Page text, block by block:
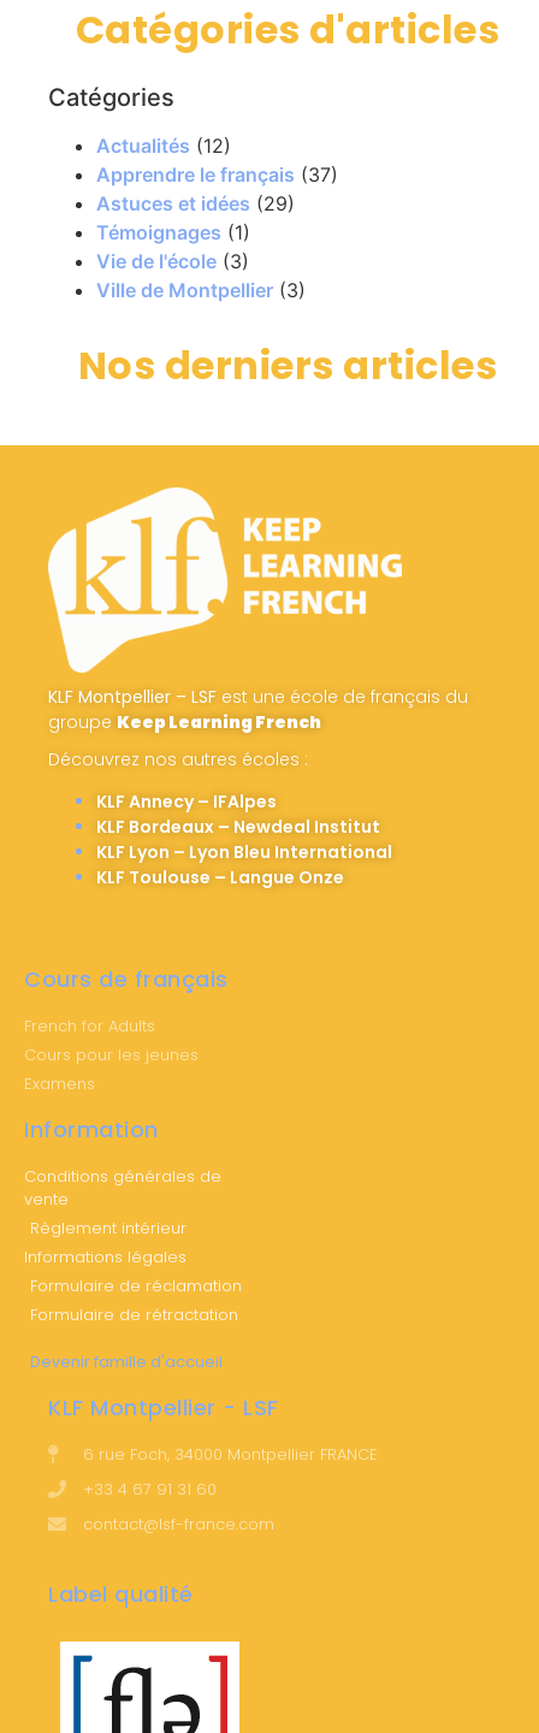
Catégories d'articles
Catégories
Actualités (12)
Apprendre le français (37)
Astuces et idées (29)
Témoignages (1)
Vie de l'école (3)
Ville de Montpellier (3)
Nos derniers articles
KLF Montpellier – LSF est une école de français du
groupe Keep Learning French
Découvrez nos autres écoles :
KLF Annecy – IFAlpes
KLF Bordeaux – Newdeal Institut
KLF Lyon – Lyon Bleu International
KLF Toulouse – Langue Onze
Cours de français
French for Adults
Cours pour les jeunes
Examens
Information
Conditions générales de
vente
Règlement intérieur
Informations légales
Formulaire de réclamation
Formulaire de rétractation
Devenir famille d'accueil
KLF Montpellier - LSF
6 rue Foch, 34000 Montpellier FRANCE
+33 4 67 91 31 60
contact@lsf-france.com
Label qualité